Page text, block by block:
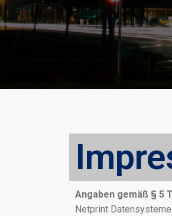
Angaben gemäß § 5
Netprint Datensysteme